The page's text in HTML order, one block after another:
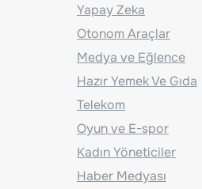
Yapay Zeka
Otonom Araçlar
Medya ve Eğlence
Hazır Yemek Ve Gıda
Telekom
Oyun ve E-spor
Kadın Yöneticiler
Haber Medyası